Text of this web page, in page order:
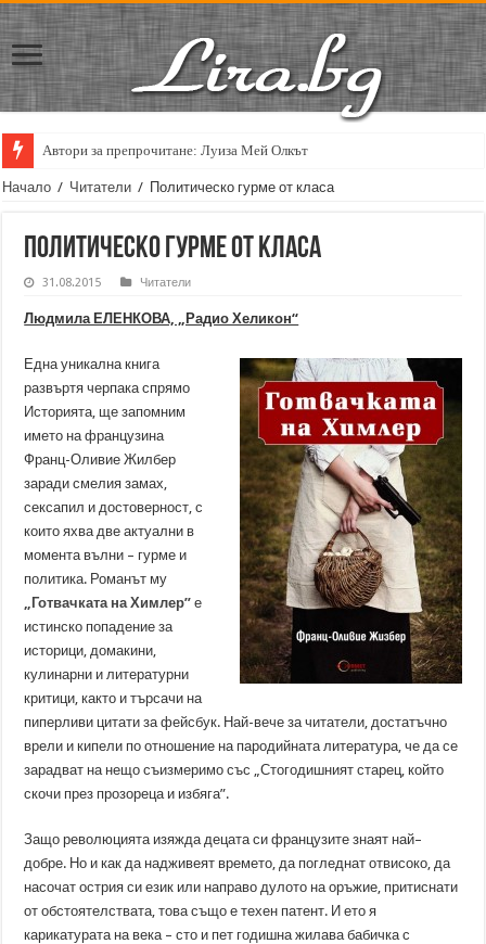
Автори за препрочитане: Луиза Мей Олкът
Начало / Читатели / Политическо гурме от класа
Политическо гурме от класа
31.08.2015 Читатели
Людмила ЕЛЕНКОВА, „Радио Хеликон“
Една уникална книга
развъртя черпака спрямо
Историята, ще запомним
името на французина
Франц-Оливие Жилбер
заради смелия замах,
сексапил и достоверност, с
които яхва две актуални в
момента вълни – гурме и
политика. Романът му
„Готвачката на Химлер” е
истинско попадение за
историци, домакини,
кулинарни и литературни
критици, както и търсачи на
пиперливи цитати за фейсбук. Най-вече за читатели, достатъчно
врели и кипели по отношение на пародийната литература, че да се
зарадват на нещо съизмеримо със „Стогодишният старец, който
скочи през прозореца и избяга”.
Защо революцията изяжда децата си французите знаят най–
добре. Но и как да надживеят времето, да погледнат отвисоко, да
насочат острия си език или направо дулото на оръжие, притиснати
от обстоятелствата, това също е техен патент. И ето я
карикатурата на века – сто и пет годишна жилава бабичка с